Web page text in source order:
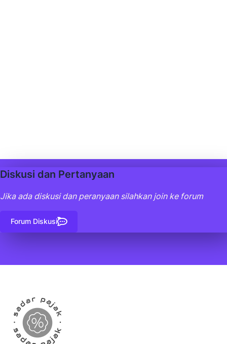
Diskusi dan Pertanyaan
Jika ada diskusi dan peranyaan silahkan join ke forum
Forum Diskusi